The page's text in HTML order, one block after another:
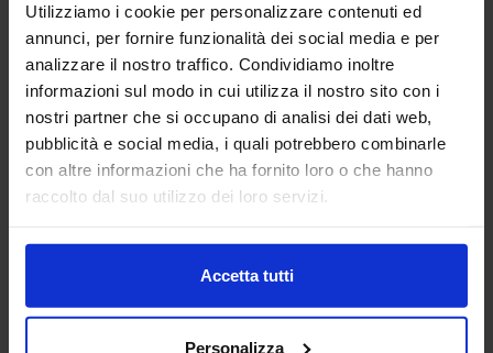
Utilizziamo i cookie per personalizzare contenuti ed
annunci, per fornire funzionalità dei social media e per
analizzare il nostro traffico. Condividiamo inoltre
informazioni sul modo in cui utilizza il nostro sito con i
nostri partner che si occupano di analisi dei dati web,
pubblicità e social media, i quali potrebbero combinarle
con altre informazioni che ha fornito loro o che hanno
raccolto dal suo utilizzo dei loro servizi.
Accetta tutti
Personalizza
Albero 07 Cassetta postale
Categorie Blocchi CAD
Arredo giardini